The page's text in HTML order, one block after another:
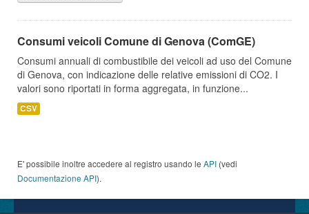
Consumi veicoli Comune di Genova (ComGE)
Consumi annuali di combustibile dei veicoli ad uso del Comune
di Genova, con indicazione delle relative emissioni di CO2. I
valori sono riportati in forma aggregata, in funzione...
CSV
E' possibile inoltre accedere al registro usando le API (vedi
Documentazione API).